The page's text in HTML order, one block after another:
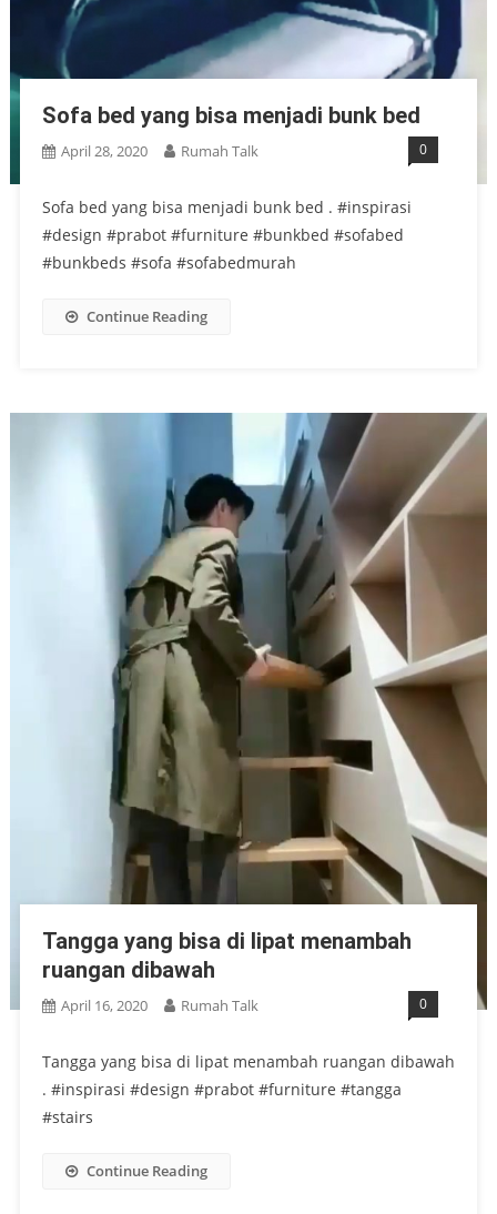
Sofa bed yang bisa menjadi bunk bed
April 28, 2020 Rumah Talk 0
Sofa bed yang bisa menjadi bunk bed . #inspirasi
#design #prabot #furniture #bunkbed #sofabed
#bunkbeds #sofa #sofabedmurah
Continue Reading
Tangga yang bisa di lipat menambah
ruangan dibawah
April 16, 2020 Rumah Talk 0
Tangga yang bisa di lipat menambah ruangan dibawah
. #inspirasi #design #prabot #furniture #tangga
#stairs
Continue Reading